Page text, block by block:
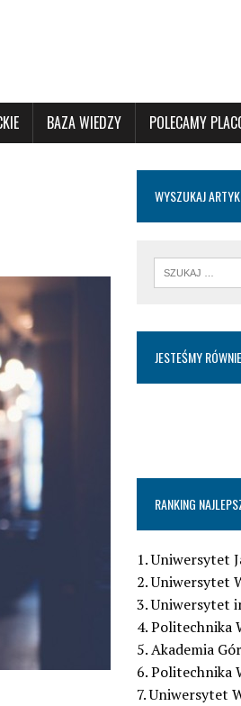
BAZA WIEDZY POLECAMY
WYSZUKAJ
JESTEŚMY
RANKING
1. Uniwersytet
2. Uniwersytet
3. Uniwersytet
4. Politechnika
5. Akademia
6. Politechnika
7. Uniwersytet